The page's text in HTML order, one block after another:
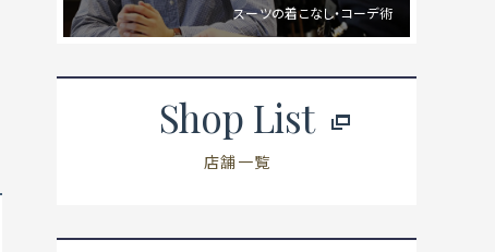
スーツの着こなし・コーデ術
Shop List
店舗一覧